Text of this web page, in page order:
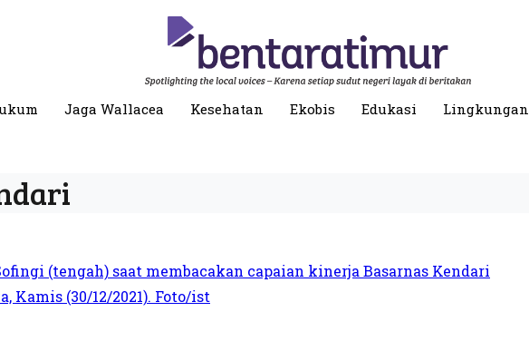
Jaga Wallacea Kesehatan Ekobis Edukasi Lingkungan